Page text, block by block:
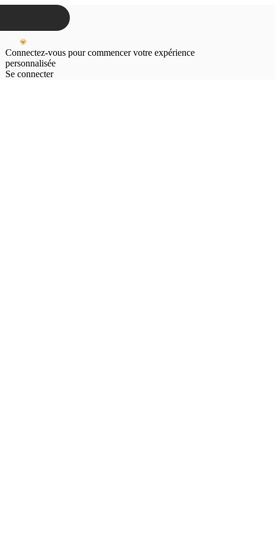
Connectez-vous pour commencer votre expérience
personnalisée
Se connecter